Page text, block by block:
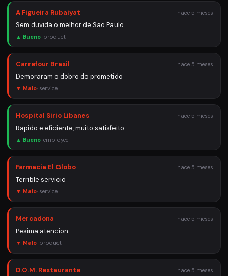
A Figueira Rubaiyat hace 5 meses
Sem duvida o melhor de Sao Paulo
▲ Bueno· product
Carrefour Brasil hace 5 meses
Demoraram o dobro do prometido
▼ Malo· service
Hospital Sirio Libanes hace 5 meses
Rapido e eficiente, muito satisfeito
▲ Bueno· employee
Farmacia El Globo hace 5 meses
Terrible servicio
▼ Malo· service
Mercadona hace 5 meses
Pesima atencion
▼ Malo· product
D.O.M. Restaurante hace 5 meses